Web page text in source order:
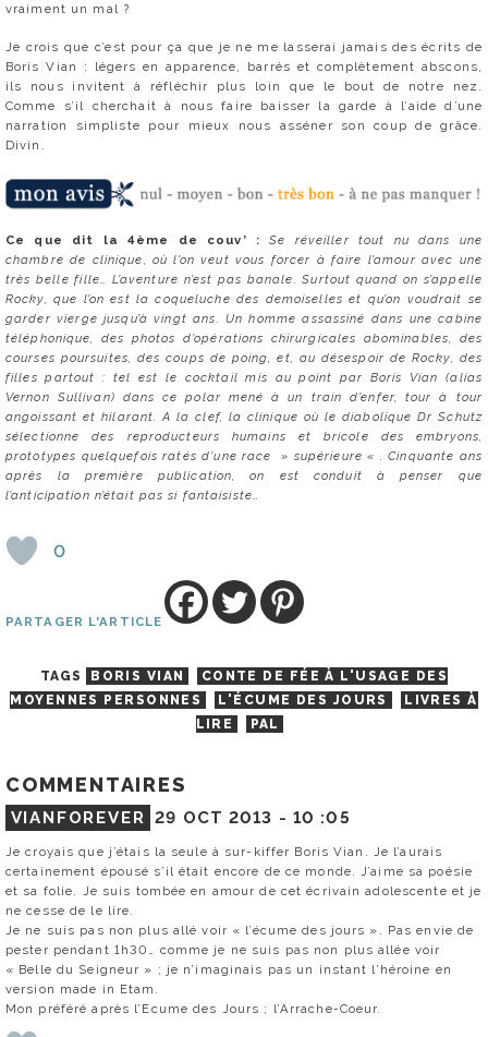
vraiment un mal ?
Je crois que c’est pour ça que je ne me lasserai jamais des écrits de
Boris Vian : légers en apparence, barrés et complètement abscons,
ils nous invitent à réfléchir plus loin que le bout de notre nez.
Comme s’il cherchait à nous faire baisser la garde à l’aide d’une
narration simpliste pour mieux nous asséner son coup de grâce.
Divin.
Ce que dit la 4ème de couv’ :Se réveiller tout nu dans une
chambre de clinique, où l’on veut vous forcer à faire l’amour avec une
très belle fille… L’aventure n’est pas banale. Surtout quand on s’appelle
Rocky, que l’on est la coqueluche des demoiselles et qu’on voudrait se
garder vierge jusqu’à vingt ans. Un homme assassiné dans une cabine
téléphonique, des photos d’opérations chirurgicales abominables, des
courses poursuites, des coups de poing, et, au désespoir de Rocky, des
filles partout : tel est le cocktail mis au point par Boris Vian (alias
Vernon Sullivan) dans ce polar mené à un train d’enfer, tour à tour
angoissant et hilarant. A la clef, la clinique où le diabolique Dr Schutz
sélectionne des reproducteurs humains et bricole des embryons,
prototypes quelquefois ratés d’une race » supérieure « . Cinquante ans
après la première publication, on est conduit à penser que
l’anticipation n’était pas si fantaisiste…
0
PARTAGER L'ARTICLE
TAGS BORIS VIAN
CONTE DE FÉE À L'USAGE DES
MOYENNES PERSONNES
L'ÉCUME DES JOURS
LIVRES À
LIRE
PAL
COMMENTAIRES
VIANFOREVER 29 OCT 2013 - 10 :05
Je croyais que j’étais la seule à sur-kiffer Boris Vian. Je l’aurais
certainement épousé s’il était encore de ce monde. J’aime sa poésie
et sa folie. Je suis tombée en amour de cet écrivain adolescente et je
ne cesse de le lire.
Je ne suis pas non plus allé voir « l’écume des jours ». Pas envie de
pester pendant 1h30… comme je ne suis pas non plus allée voir
« Belle du Seigneur » ; je n’imaginais pas un instant l’héroine en
version made in Etam.
Mon préféré après l’Ecume des Jours ; l’Arrache-Coeur.